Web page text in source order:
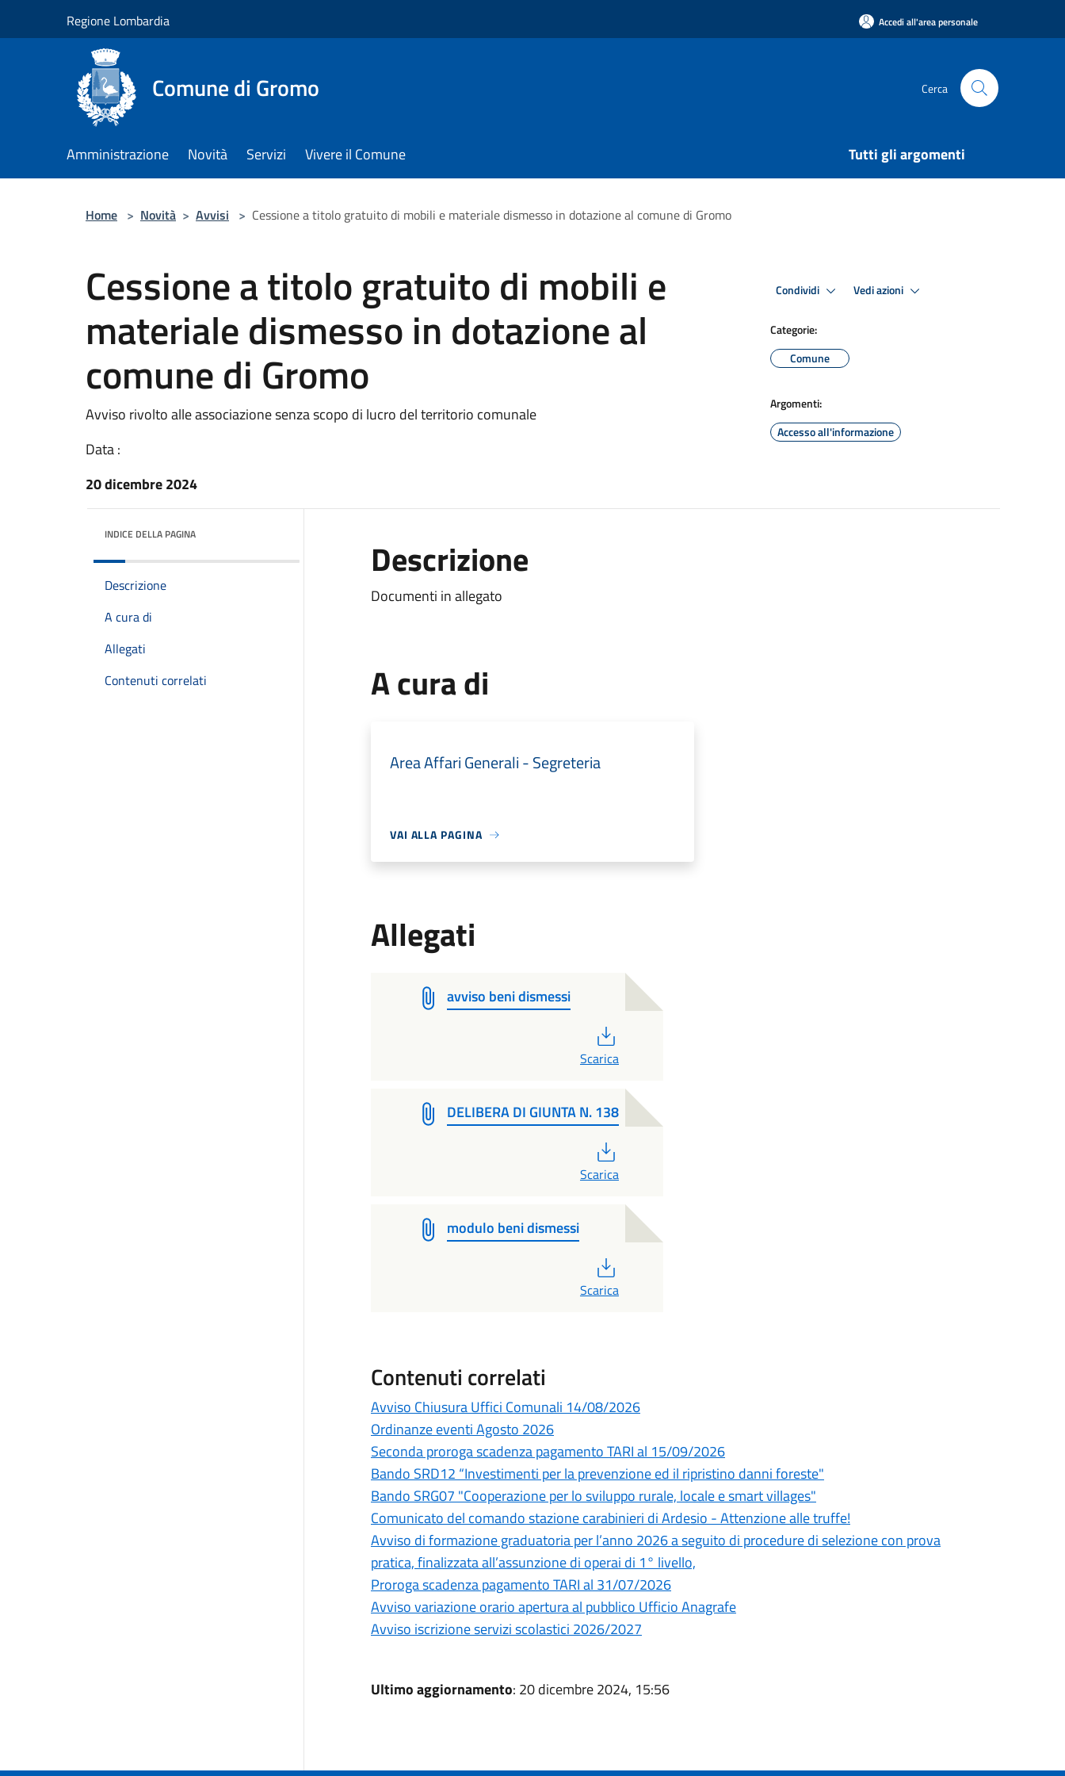
Regione Lombardia Accedi all'area personale
Comune di Gromo Cerca
Amministrazione Novità Servizi Vivere il Comune Tutti gli argomenti
Home > Novità > Avvisi > Cessione a titolo gratuito di mobili e materiale dismesso in dotazione al comune di Gromo
Cessione a titolo gratuito di mobili e
materiale dismesso in dotazione al
comune di Gromo
Avviso rivolto alle associazione senza scopo di lucro del territorio comunale
Data :
20 dicembre 2024
Condividi Vedi azioni
Categorie:
Comune
Argomenti:
Accesso all'informazione
INDICE DELLA PAGINA
Descrizione
A cura di
Allegati
Contenuti correlati
Descrizione
Documenti in allegato
A cura di
Area Affari Generali - Segreteria
VAI ALLA PAGINA
Allegati
avviso beni dismessi
Scarica
DELIBERA DI GIUNTA N. 138
Scarica
modulo beni dismessi
Scarica
Contenuti correlati
Avviso Chiusura Uffici Comunali 14/08/2026
Ordinanze eventi Agosto 2026
Seconda proroga scadenza pagamento TARI al 15/09/2026
Bando SRD12 “Investimenti per la prevenzione ed il ripristino danni foreste"
Bando SRG07 "Cooperazione per lo sviluppo rurale, locale e smart villages"
Comunicato del comando stazione carabinieri di Ardesio - Attenzione alle truffe!
Avviso di formazione graduatoria per l’anno 2026 a seguito di procedure di selezione con prova
pratica, finalizzata all’assunzione di operai di 1° livello,
Proroga scadenza pagamento TARI al 31/07/2026
Avviso variazione orario apertura al pubblico Ufficio Anagrafe
Avviso iscrizione servizi scolastici 2026/2027
Ultimo aggiornamento: 20 dicembre 2024, 15:56